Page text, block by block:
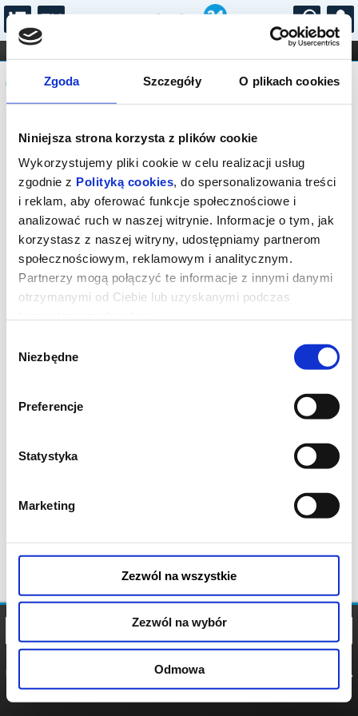
Zgoda Szczegóły O plikach cookies
Niniejsza strona korzysta z plików cookie
Wykorzystujemy pliki cookie w celu realizacji usług
zgodnie z Polityką cookies, do spersonalizowania treści
i reklam, aby oferować funkcje społecznościowe i
analizować ruch w naszej witrynie. Informacje o tym, jak
korzystasz z naszej witryny, udostępniamy partnerom
społecznościowym, reklamowym i analitycznym.
Partnerzy mogą połączyć te informacje z innymi danymi
otrzymanymi od Ciebie lub uzyskanymi podczas
zgody
Niezbędne
Preferencje
Statystyka
Marketing
Zezwól na wszystkie
Zezwól na wybór
Odmowa
...
FILHARMONIA OPERA I BALET
STAND-UP
DLA DZIECI
Komunikat
Sprzedaż biletów on-line na wydarzenie
została zakończona.
POLITYKA
POLITYKA